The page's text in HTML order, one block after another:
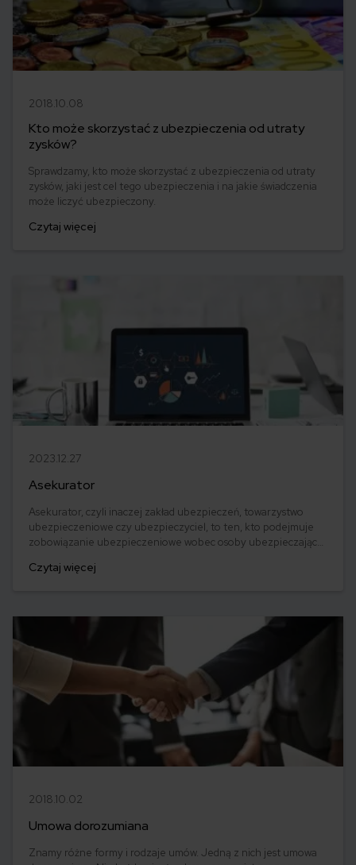
2018.10.08
Kto może skorzystać z ubezpieczenia od utraty
zysków?
Sprawdzamy, kto może skorzystać z ubezpieczenia od utraty
zysków, jaki jest cel tego ubezpieczenia i na jakie świadczenia
może liczyć ubezpieczony.
Czytaj więcej
2023.12.27
Asekurator
Asekurator, czyli inaczej zakład ubezpieczeń, towarzystwo
ubezpieczeniowe czy ubezpieczyciel, to ten, kto podejmuje
zobowiązanie ubezpieczeniowe wobec osoby ubezpieczającej
Czytaj więcej
2018.10.02
Umowa dorozumiana
Znamy różne formy i rodzaje umów. Jedną z nich jest umowa